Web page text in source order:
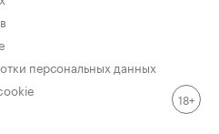
персональных данных
18+